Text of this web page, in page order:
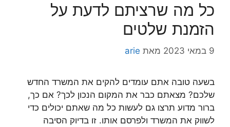
כל מה שרציתם לדעת על
הזמנת שלטים
9 במאי 2023 מאת arie
בשעה טובה אתם עומדים להקים את המשרד החדש
שלכם? מצאתם כבר את המקום הנכון לכך? אם כך,
ברור מדוע תרצו גם לעשות כל מה שאתם יכולים כדי
לשווק את המשרד ולפרסם אותו. זו בדיוק הסיבה